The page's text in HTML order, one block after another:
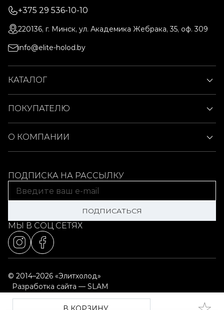
+375 29 536-10-10
220136, г. Минск, ул. Академика Жебрака, 35, оф. 309
info@elite-holod.by
КАТАЛОГ
ПОКУПАТЕЛЮ
О КОМПАНИИ
ПОДПИСКА НА РАССЫЛКУ
ПОДПИСАТЬСЯ
МЫ В СОЦ СЕТЯХ
© 2014–2026 «Элитхолод»
Разработка сайта — SLAM
Выбор настроек cookie